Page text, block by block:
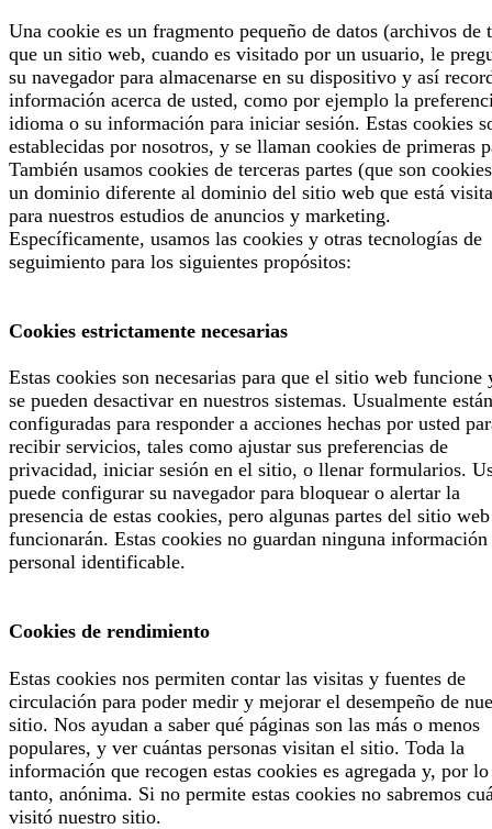
Una cookie es un fragmento pequeño de datos (archivos de
que un sitio web, cuando es visitado por un usuario, le
su navegador para almacenarse en su dispositivo y así
información acerca de usted, como por ejemplo la
idioma o su información para iniciar sesión. Estas cookies
establecidas por nosotros, y se llaman cookies de primeras
También usamos cookies de terceras partes (que son
un dominio diferente al dominio del sitio web que está
para nuestros estudios de anuncios y marketing.
Específicamente, usamos las cookies y otras tecnologías de
seguimiento para los siguientes propósitos:
Cookies estrictamente necesarias
Estas cookies son necesarias para que el sitio web funcione
se pueden desactivar en nuestros sistemas. Usualmente están
configuradas para responder a acciones hechas por usted
recibir servicios, tales como ajustar sus preferencias de
privacidad, iniciar sesión en el sitio, o llenar formularios.
puede configurar su navegador para bloquear o alertar la
presencia de estas cookies, pero algunas partes del sitio
funcionarán. Estas cookies no guardan ninguna información
personal identificable.
Cookies de rendimiento
Estas cookies nos permiten contar las visitas y fuentes de
circulación para poder medir y mejorar el desempeño de
sitio. Nos ayudan a saber qué páginas son las más o menos
populares, y ver cuántas personas visitan el sitio. Toda la
información que recogen estas cookies es agregada y, por lo
tanto, anónima. Si no permite estas cookies no sabremos
visitó nuestro sitio.